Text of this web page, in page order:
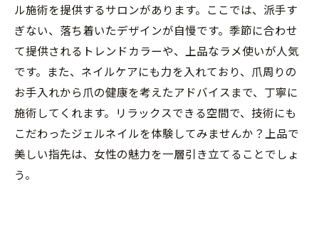
ル施術を提供するサロンがあります。ここでは、派手す
ぎない、落ち着いたデザインが自慢です。季節に合わせ
て提供されるトレンドカラーや、上品なラメ使いが人気
です。また、ネイルケアにも力を入れており、爪周りの
お手入れから爪の健康を考えたアドバイスまで、丁寧に
施術してくれます。リラックスできる空間で、技術にも
こだわったジェルネイルを体験してみませんか？上品で
美しい指先は、女性の魅力を一層引き立てることでしょ
う。